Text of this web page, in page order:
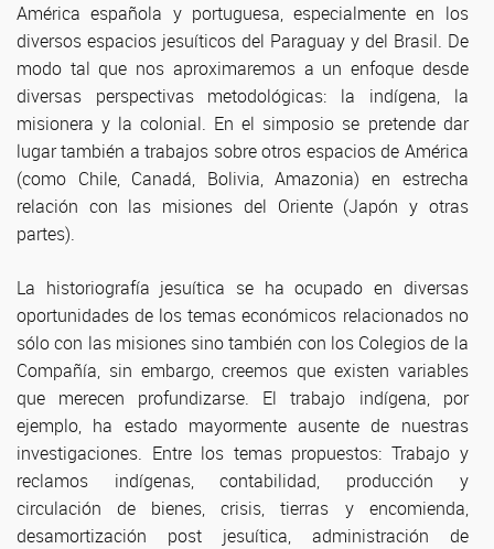
América española y portuguesa, especialmente en los
diversos espacios jesuíticos del Paraguay y del Brasil. De
modo tal que nos aproximaremos a un enfoque desde
diversas perspectivas metodológicas: la indígena, la
misionera y la colonial. En el simposio se pretende dar
lugar también a trabajos sobre otros espacios de América
(como Chile, Canadá, Bolivia, Amazonia) en estrecha
relación con las misiones del Oriente (Japón y otras
partes).
La historiografía jesuítica se ha ocupado en diversas
oportunidades de los temas económicos relacionados no
sólo con las misiones sino también con los Colegios de la
Compañía, sin embargo, creemos que existen variables
que merecen profundizarse. El trabajo indígena, por
ejemplo, ha estado mayormente ausente de nuestras
investigaciones. Entre los temas propuestos: Trabajo y
reclamos indígenas, contabilidad, producción y
circulación de bienes, crisis, tierras y encomienda,
desamortización post jesuítica, administración de